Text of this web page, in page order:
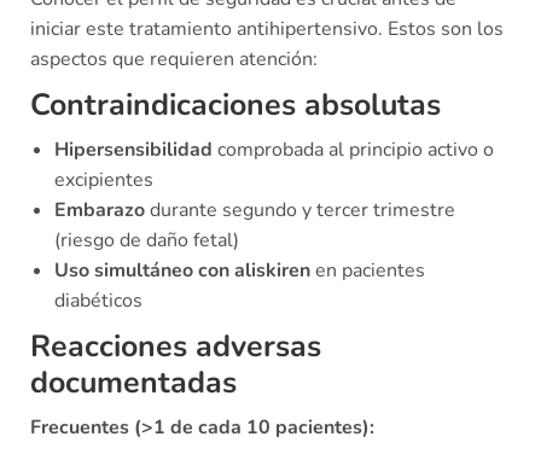
iniciar este tratamiento antihipertensivo. Estos son los
aspectos que requieren atención:
Contraindicaciones absolutas
Hipersensibilidad comprobada al principio activo o
excipientes
Embarazodurante segundo y tercer trimestre
(riesgo de daño fetal)
Uso simultáneo con aliskirenen pacientes
diabéticos
Reacciones adversas
documentadas
Frecuentes (>1 de cada 10 pacientes):